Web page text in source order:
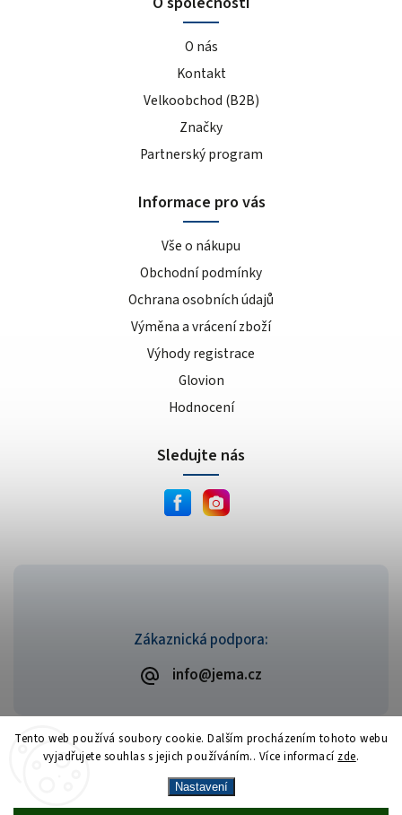
Tento web používá soubory cookie. Dalším procházením tohoto webu
vyjadřujete souhlas s jejich používáním.. Více informací zde.
Nastavení
Zákaznická podpora:
info@jema.cz
O nás
Kontakt
Velkoobchod (B2B)
Značky
Partnerský program
Informace pro vás
Vše o nákupu
Obchodní podmínky
Ochrana osobních údajů
Výměna a vrácení zboží
Výhody registrace
Glovion
Hodnocení
Sledujte nás
Copyright 2026JEMA.cz. Všechna práva vyhrazena.
VytvořilShoptet| Design